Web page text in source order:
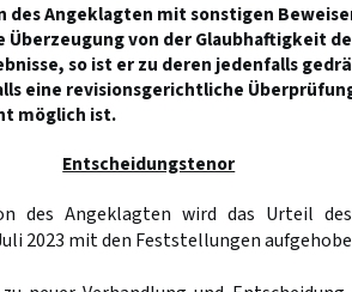
des Angeklagten mit sonstigen
von der Glaubhaftigkeit
so ist er zu deren jedenfalls
eine revisionsgerichtliche
möglich ist.
Entscheidungstenor
des Angeklagten wird das Urteil
2023 mit den Feststellungen